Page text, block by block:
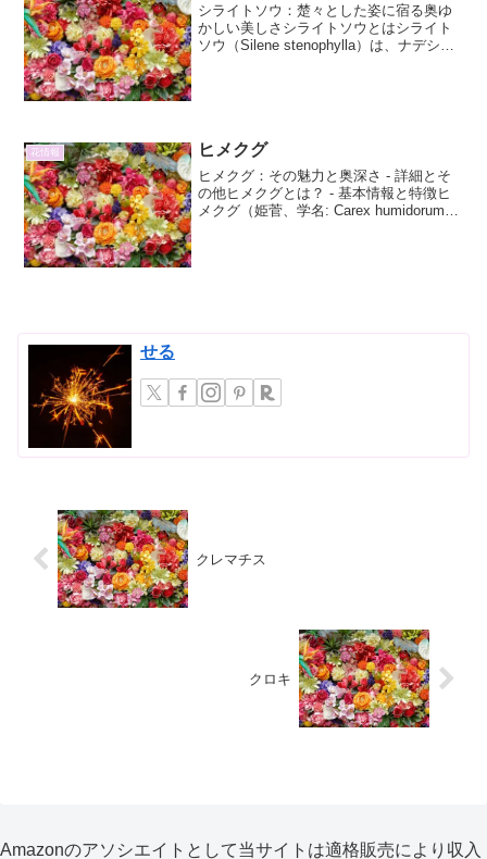
シライトソウ：楚々とした姿に宿る奥ゆ
かしい美しさシライトソウとはシライト
ソウ（Silene stenophylla）は、ナデシコ
花情報 ヒメクグ
ヒメクグ：その魅力と奥深さ - 詳細とそ
の他ヒメクグとは？ - 基本情報と特徴ヒ
メクグ（姫菅、学名: Carex humidorum）
せる
クレマチス
クロキ
Amazonのアソシエイトとして当サイトは適格販売により収入